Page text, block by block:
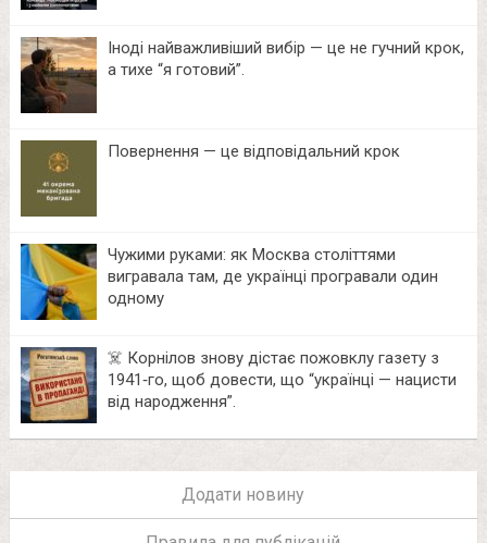
Іноді найважливіший вибір — це не гучний крок,
а тихе “я готовий”.
Повернення — це відповідальний крок
Чужими руками: як Москва століттями
вигравала там, де українці програвали один
одному
☠️ Корнілов знову дістає пожовклу газету з
1941‑го, щоб довести, що “українці — нацисти
від народження”.
Додати новину